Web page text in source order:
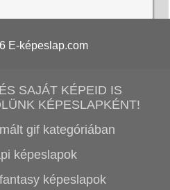
E-képeslap.com
SAJÁT KÉPEID IS
KÉPESLAPKÉNT!
gif kategóriában
képeslapok
képeslapok